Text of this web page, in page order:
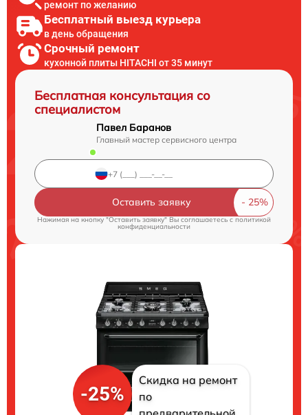
ремонт по желанию
Бесплатный выезд курьера
в день обращения
Срочный ремонт
кухонной плиты HITACHI от 35 минут
Бесплатная консультация со
специалистом
Павел Баранов
Главный мастер сервисного центра
Оставить заявку
Нажимая на кнопку "Оставить заявку" Вы соглашаетесь cполитикой
конфиденциальности
-25%
Скидка на ремонт
по